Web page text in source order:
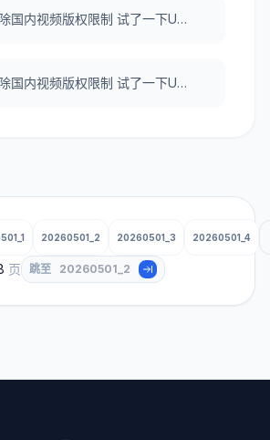
在国外怎么解除国内视频版权限制 试了一下UNBLOCKCN，真好用。
在国外怎么解除国内视频版权限制 试了一下UNBLOCKCN，真好用。
20260501_2 20260501_3 20260501_4
页 跳至